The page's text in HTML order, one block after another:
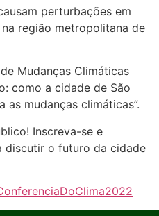
perturbações em
região metropolitana de
Mudanças Climáticas
como a cidade de São
as mudanças climáticas”.
Inscreva-se e
discutir o futuro da cidade